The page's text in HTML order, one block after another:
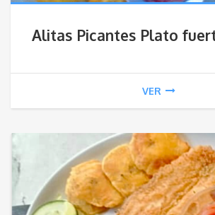
Alitas Picantes Plato
VER